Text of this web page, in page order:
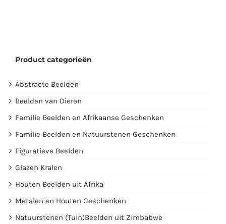
Product categorieën
Abstracte Beelden
Beelden van Dieren
Familie Beelden en Afrikaanse Geschenken
Familie Beelden en Natuurstenen Geschenken
Figuratieve Beelden
Glazen Kralen
Houten Beelden uit Afrika
Metalen en Houten Geschenken
Natuurstenen (Tuin)Beelden uit Zimbabwe